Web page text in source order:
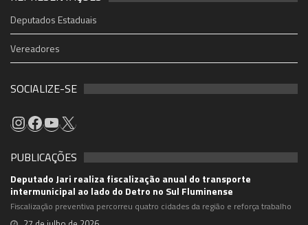
Deputados Estaduais
Vereadores
SOCIALIZE-SE
PUBLICAÇÕES
Deputado Jari realiza fiscalização anual do transporte
intermunicipal ao lado do Detro no Sul Fluminense
Fiscalização preventiva percorreu quatro cidades da região e reforça trabalho